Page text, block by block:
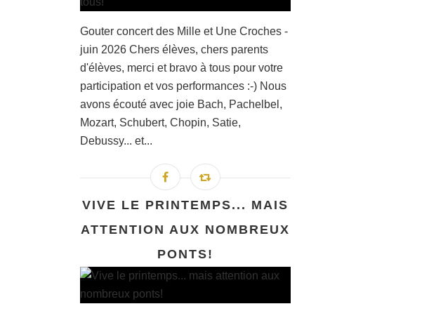
Gouter concert des Mille et Une Croches -
juin 2026 Chers élèves, chers parents
d'élèves, merci et bravo à tous pour votre
participation et vos performances :-) Nous
avons écouté avec joie Bach, Pachelbel,
Mozart, Schubert, Chopin, Satie,
Debussy... et...
VIVE LE PRINTEMPS... MAIS
ATTENTION AUX NOMBREUX
PONTS!